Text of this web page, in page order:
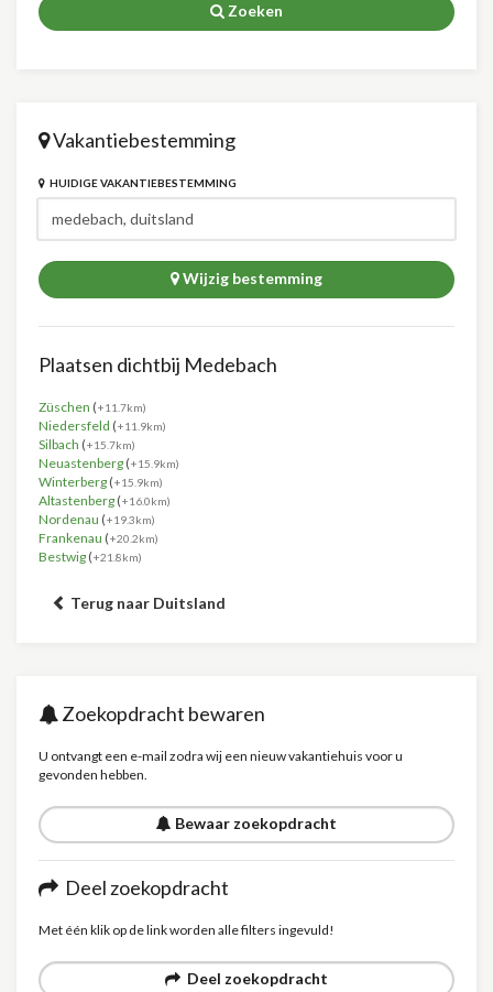
Zoeken
Vakantiebestemming
HUIDIGE VAKANTIEBESTEMMING
Wijzig bestemming
Plaatsen dichtbij Medebach
Züschen (+11.7km)
Niedersfeld (+11.9km)
Silbach (+15.7km)
Neuastenberg (+15.9km)
Winterberg (+15.9km)
Altastenberg (+16.0km)
Nordenau (+19.3km)
Frankenau (+20.2km)
Bestwig (+21.8km)
Terug naar Duitsland
Zoekopdracht bewaren
U ontvangt een e-mail zodra wij een nieuw vakantiehuis voor u
gevonden hebben.
Bewaar zoekopdracht
Deel zoekopdracht
Met één klik op de link worden alle filters ingevuld!
Deel zoekopdracht